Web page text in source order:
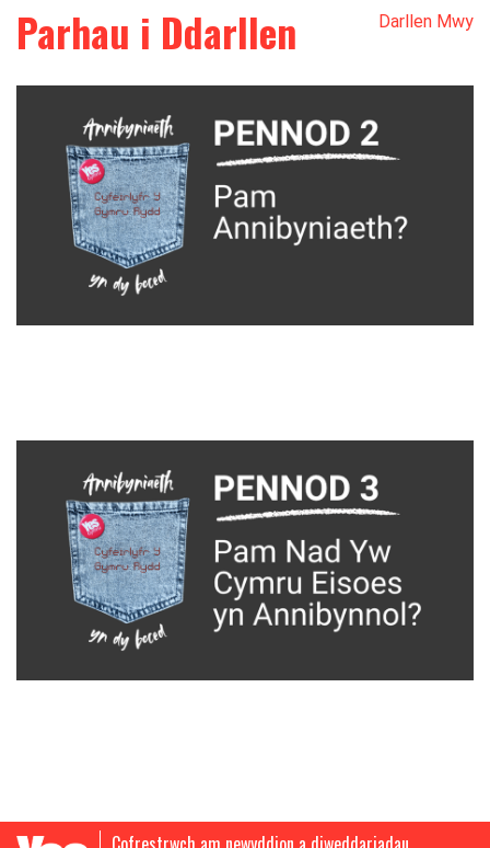
Parhau i Ddarllen Darllen Mwy